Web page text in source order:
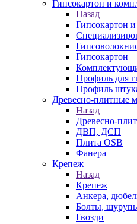
Гипсокартон и
Назад
Гипсокартон
Гипсокартон
Профиль для
Профиль
Древесно-плитные
Назад
Древесно-
ДВП, ДСП
Плита OSB
Фанера
Крепеж
Назад
Крепеж
Анкера,
Болты,
Гвозди